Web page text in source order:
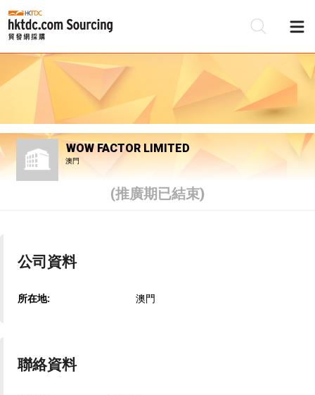
WOW FACTOR LIMITED
澳門
(推廣期已結束)
公司資料
所在地: 澳門
聯絡資料